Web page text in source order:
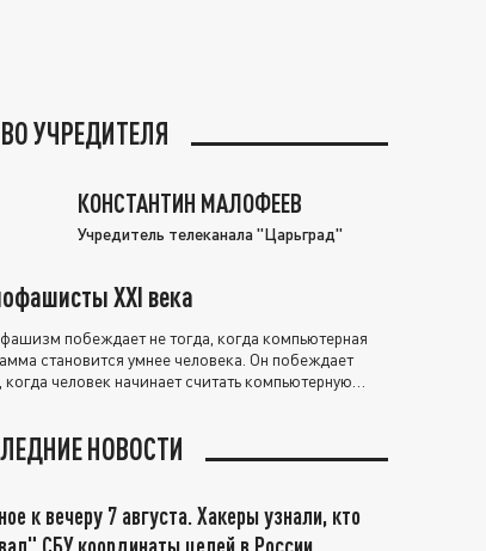
УЧРЕДИТЕЛЯ
КОНСТАНТИН МАЛОФЕЕВ
Учредитель телеканала "Царьград"
XXI века
побеждает не тогда, когда компьютерная
становится умнее человека. Он побеждает
когда человек начинает считать компьютерную
НОВОСТИ
к вечеру 7 августа. Хакеры узнали, кто